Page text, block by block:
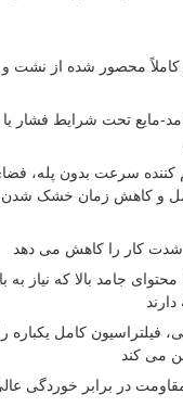
کاملاً محصور شده از نشت و
مایع تحت شرایط فشار یا
سرعت بدون پله،
و کاهش زمان خشک شدن
شدت کار را کاهش می دهد
جامد بالا که نیاز به
فیلتراسیون کامل یکباره
می کند
در برابر خوردگی